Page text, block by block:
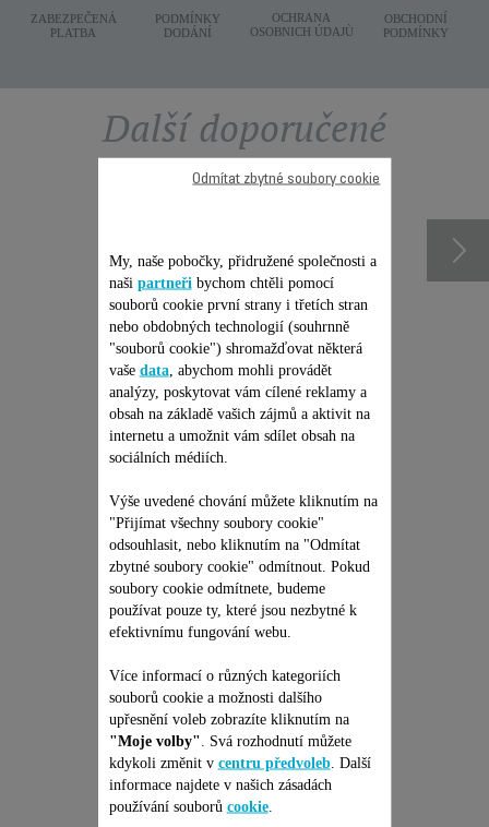
ZABEZPEČENÁ
PLATBA
PODMÍNKY
DODÁNÍ
OCHRANA
OSOBNICH ÚDAJÙ
OBCHODNÍ
PODMÍNKY
Další doporučené
příslušenství
PEVNÁ CENA OPRAVY
- SÁČKOVÝ A
BEZSÁČKOVÝ
VYSAVAČ ROWENTA
Žádná cenová nabídka, žádné
překvapení & Prodloužení
záruky na 6 měsíců!
1 199,00 Kč
My, naše pobočky, přidružené společnosti a
naši partneři bychom chtěli pomocí
souborů cookie první strany i třetích stran
nebo obdobných technologií (souhrnně
"souborů cookie") shromažďovat některá
vaše data, abychom mohli provádět
analýzy, poskytovat vám cílené reklamy a
obsah na základě vašich zájmů a aktivit na
internetu a umožnit vám sdílet obsah na
sociálních médiích.
Výše uvedené chování můžete kliknutím na
"Přijímat všechny soubory cookie"
odsouhlasit, nebo kliknutím na "Odmítat
zbytné soubory cookie" odmítnout. Pokud
soubory cookie odmítnete, budeme
používat pouze ty, které jsou nezbytné k
efektivnímu fungování webu.
Více informací o různých kategoriích
souborů cookie a možnosti dalšího
upřesnění voleb zobrazíte kliknutím na
"Moje volby" . Svá rozhodnutí můžete
kdykoli změnit v centru předvoleb. Další
informace najdete v našich zásadách
používání souborů cookie.
Odmítat zbytné soubory cookie